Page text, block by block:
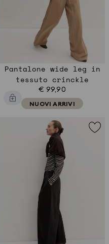
Pantalone wide leg in
tessuto crinckle
€ 99,90
NUOVI ARRIVI